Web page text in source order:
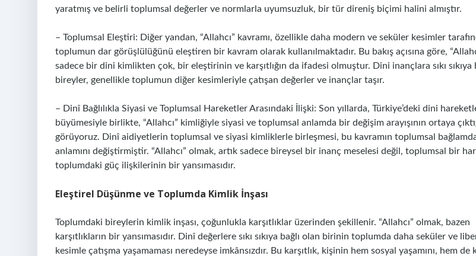
yaratmış ve belirli toplumsal değerler ve normlarla uyumsuzluk, bir tür direniş biçimi halini almıştır.
– Toplumsal Eleştiri: Diğer yandan, “Allahcı” kavramı, özellikle daha modern ve seküler kesimler
toplumun dar görüşlülüğünü eleştiren bir kavram olarak kullanılmaktadır. Bu bakış açısına göre,
sadece bir dini kimlikten çok, bir eleştirinin ve karşıtlığın da ifadesi olmuştur. Dini inançlara sıkı sıkıya
bireyler, genellikle toplumun diğer kesimleriyle çatışan değerler ve inançlar taşır.
– Dinî Bağlılıkla Siyasi ve Toplumsal Hareketler Arasındaki İlişki: Son yıllarda, Türkiye’deki dini
büyümesiyle birlikte, “Allahcı” kimliğiyle siyasi ve toplumsal anlamda bir değişim arayışının ortaya
görüyoruz. Dinî aidiyetlerin toplumsal ve siyasi kimliklerle birleşmesi, bu kavramın toplumsal
anlamını değiştirmiştir. “Allahcı” olmak, artık sadece bireysel bir inanç meselesi değil, toplumsal bir
toplumdaki güç ilişkilerinin bir yansımasıdır.
Eleştirel Düşünme ve Toplumda Kimlik İnşası
Toplumdaki bireylerin kimlik inşası, çoğunlukla karşıtlıklar üzerinden şekillenir. “Allahcı” olmak, bazen
karşıtlıkların bir yansımasıdır. Dinî değerlere sıkı sıkıya bağlı olan birinin toplumda daha seküler ve
kesimle çatışma yaşamaması neredeyse imkânsızdır. Bu karşıtlık, kişinin hem sosyal yaşamını, hem de